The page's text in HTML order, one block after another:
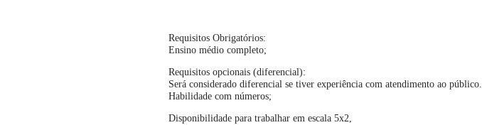
Requisitos Obrigatórios:
Ensino médio completo;
Requisitos opcionais (diferencial):
Será considerado diferencial se tiver experiência com atendimento ao público.
Habilidade com números;
Disponibilidade para trabalhar em escala 5x2,